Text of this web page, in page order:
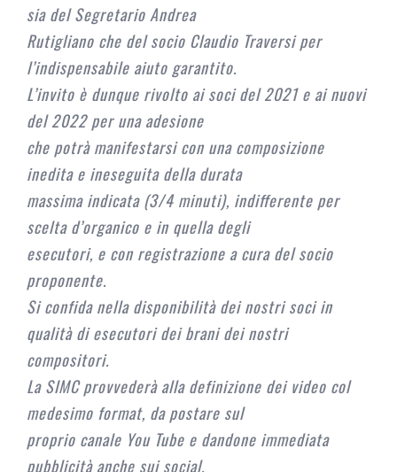
sia del Segretario Andrea
Rutigliano che del socio Claudio Traversi per
l’indispensabile aiuto garantito.
L’invito è dunque rivolto ai soci del 2021 e ai nuovi
del 2022 per una adesione
che potrà manifestarsi con una composizione
inedita e ineseguita della durata
massima indicata (3/4 minuti), indifferente per
scelta d’organico e in quella degli
esecutori, e con registrazione a cura del socio
proponente.
Si confida nella disponibilità dei nostri soci in
qualità di esecutori dei brani dei nostri
compositori.
La SIMC provvederà alla definizione dei video col
medesimo format, da postare sul
proprio canale You Tube e dandone immediata
pubblicità anche sui social.